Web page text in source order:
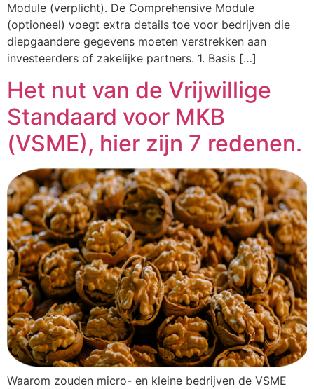
Module (verplicht). De Comprehensive Module
(optioneel) voegt extra details toe voor bedrijven die
diepgaandere gegevens moeten verstrekken aan
investeerders of zakelijke partners. 1. Basis […]
Het nut van de Vrijwillige
Standaard voor MKB
(VSME), hier zijn 7 redenen.
Waarom zouden micro- en kleine bedrijven de VSME